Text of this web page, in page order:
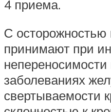
4 приема.
С
принимают при
заболеваниях
свертываемости